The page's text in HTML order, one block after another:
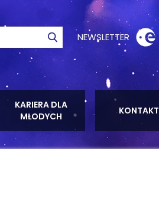
NEWSLETTER
KARIERA DLA
MŁODYCH
KONTAKT
Szukaj